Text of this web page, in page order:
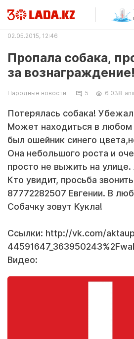
02.05.2015, 12:46
Пропала собака,
за вознаграждение!
Народные новости 5 6 038
Потерялась собака!
Может находиться в любом
был ошейник синего
Она небольшого роста и
просто не выжить на
Кто увидит, просьба
87772282507 Евгении. В
Собачку зовут Кукла!
Ссылки: http://vk.com/
Видео: